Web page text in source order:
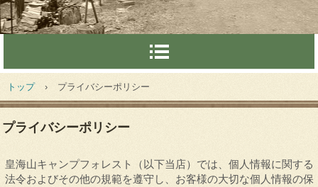
トップ › プライバシーポリシー
プライバシーポリシー
皇海山キャンプフォレスト（以下当店）では、個人情報に関する
法令およびその他の規範を遵守し、お客様の大切な個人情報の保